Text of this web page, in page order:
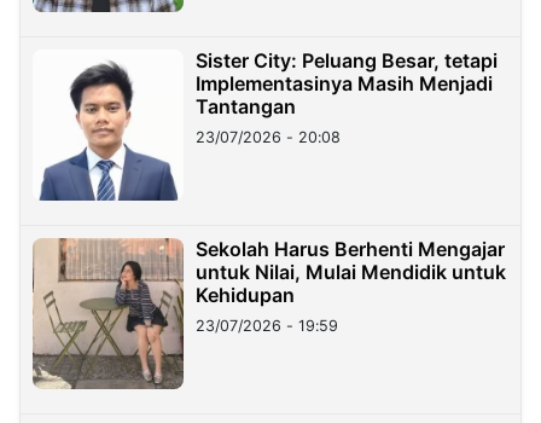
Sister City: Peluang Besar, tetapi
Implementasinya Masih Menjadi
Tantangan
23/07/2026 - 20:08
Sekolah Harus Berhenti Mengajar
untuk Nilai, Mulai Mendidik untuk
Kehidupan
23/07/2026 - 19:59